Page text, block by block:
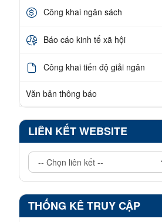
Công khai ngân sách
Báo cáo kinh tế xã hội
Công khai tiến độ giải ngân
Văn bản thông báo
LIÊN KẾT WEBSITE
THỐNG KÊ TRUY CẬP